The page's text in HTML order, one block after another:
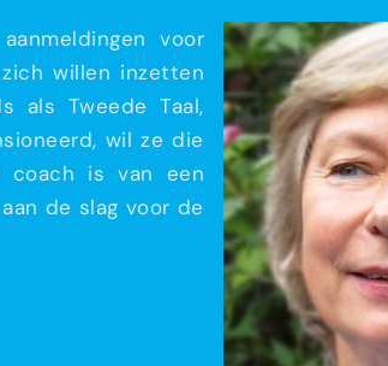
voor
willen inzetten
als Tweede Taal,
wil ze die
coach is van een
de slag voor de